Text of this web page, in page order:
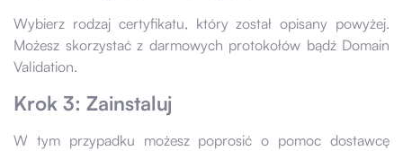
Wybierz rodzaj certyfikatu, który został opisany powyżej.
Możesz skorzystać z darmowych protokołów bądź Domain
Validation.
Krok 3: Zainstaluj
W tym przypadku możesz poprosić o pomoc dostawcę